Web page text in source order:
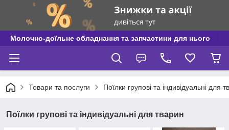
Молочно-доїльне обладнання та запчастини для нього
Товари та послуги Поїлки групові та індивідуальні для
Поїлки групові та індивідуальні для тварин